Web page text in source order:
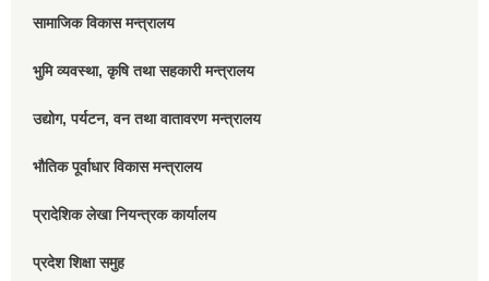
सामाजिक विकास मन्त्रालय
भुमि व्यवस्था, कृषि तथा सहकारी मन्त्रालय
उद्योग, पर्यटन, वन तथा वातावरण मन्त्रालय
भौतिक पूर्वाधार विकास मन्त्रालय
प्रादेशिक लेखा नियन्त्रक कार्यालय
प्रदेश शिक्षा समुह